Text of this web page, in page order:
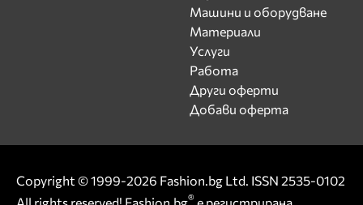
Машини и оборудване
Материали
Услуги
Работа
Други оферти
Добави оферта
Copyright © 1999-2026 Fashion.bg Ltd. ISSN 2535-0102
®